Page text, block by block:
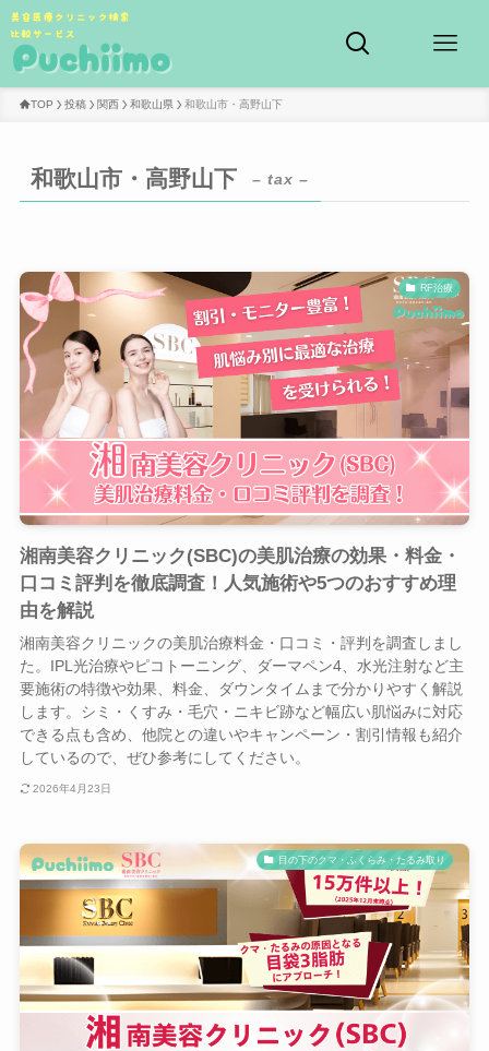
TOP 投稿 関西 和歌山県 和歌山市・高野山下
和歌山市・高野山下 – tax –
RF治療
湘南美容クリニック(SBC)の美肌治療の効果・料金・
口コミ評判を徹底調査！人気施術や5つのおすすめ理
由を解説
湘南美容クリニックの美肌治療料金・口コミ・評判を調査しまし
た。IPL光治療やピコトーニング、ダーマペン4、水光注射など主
要施術の特徴や効果、料金、ダウンタイムまで分かりやすく解説
します。シミ・くすみ・毛穴・ニキビ跡など幅広い肌悩みに対応
できる点も含め、他院との違いやキャンペーン・割引情報も紹介
しているので、ぜひ参考にしてください。
2026年4月23日
目の下のクマ・ふくらみ・たるみ取り